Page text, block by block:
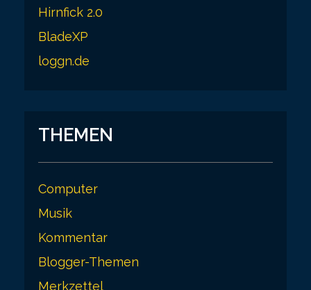
Hirnfick 2.0
BladeXP
loggn.de
THEMEN
Computer
Musik
Kommentar
Blogger-Themen
Merkzettel